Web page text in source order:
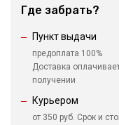
Где забрать?
Пункт выдачи
предоплата 100%
Доставка
получении
Курьером
от 350 руб. Срок и